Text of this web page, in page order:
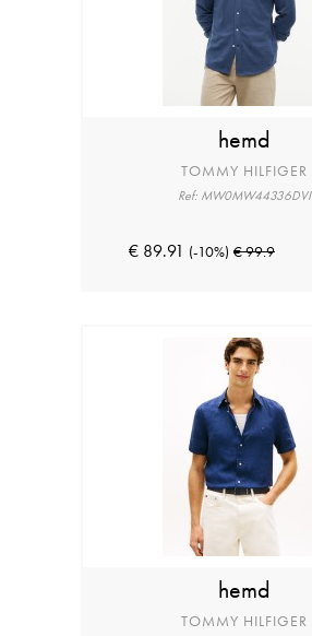
hemd
TOMMY HILFIGER
Ref: MW0MW44336DVI
€ 89.91 (-10%) € 99.9
hemd
TOMMY HILFIGER